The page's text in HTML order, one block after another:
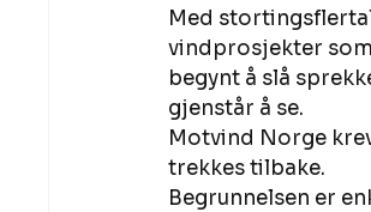
Med
vindprosjekter
begynt å slå
gjenstår å se.
Motvind Norge
trekkes tilbake.
Begrunnelsen er